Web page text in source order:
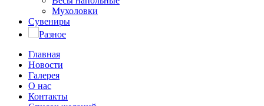
Мухоловки
Сувениры
Разное
Главная
Новости
Галерея
О нас
Контакты